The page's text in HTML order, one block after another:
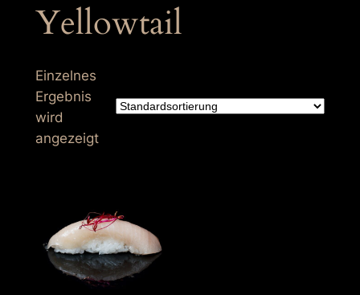
Yellowtail
Einzelnes
Ergebnis
wird
angezeigt